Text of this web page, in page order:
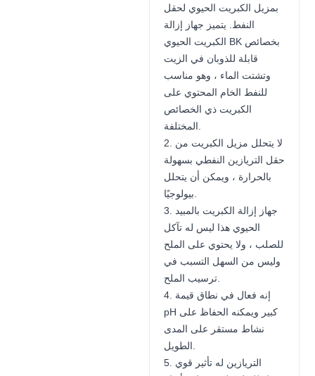
بمزيل الكبريت الحيوي لحقل
النفط. يتميز جهاز إزالة
الكبريت الحيوي BK بخصائص
قابلة للذوبان في الزيت
وتشتت الماء ، وهو مناسب
للنفط الخام المحتوي على
الكبريت ذي الخصائص
2. لا يتحلل مزيل الكبريت من
حقل التريازين النفطي بسهولة
بالحرارة ، ويمكن أن يتحلل
3. جهاز إزالة الكبريت بالمبيد
الحيوي هذا ليس له تآكل
للصلب ، ولا يحتوي على الملح
وليس من السهل التسبب في
ترسيب الملح.
4. إنه فعال في نطاق قيمة
pH كبير ويمكنه الحفاظ على
نشاط مستقر على المدى
5. التريازين له تأثير قوي